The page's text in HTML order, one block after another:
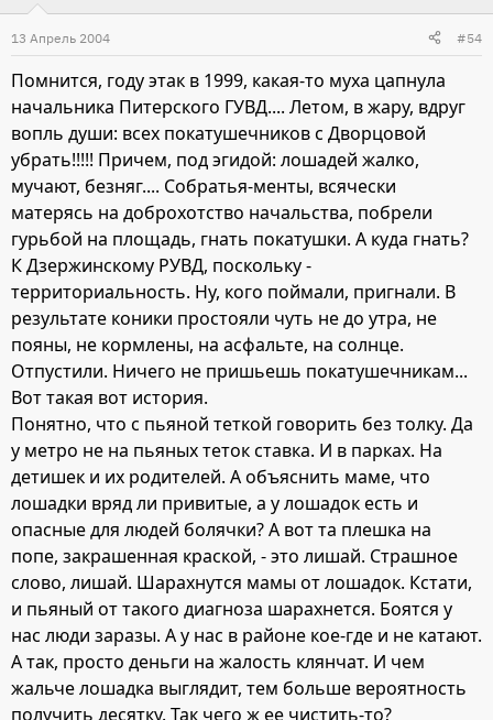
13 Апрель 2004 #54
Помнится, году этак в 1999, какая-то муха цапнула
начальника Питерского ГУВД.... Летом, в жару, вдруг
вопль души: всех покатушечников с Дворцовой
убрать!!!!! Причем, под эгидой: лошадей жалко,
мучают, безняг.... Собратья-менты, всячески
матерясь на доброхотство начальства, побрели
гурьбой на площадь, гнать покатушки. А куда гнать?
К Дзержинскому РУВД, поскольку -
территориальность. Ну, кого поймали, пригнали. В
результате коники простояли чуть не до утра, не
пояны, не кормлены, на асфальте, на солнце.
Отпустили. Ничего не пришьешь покатушечникам...
Вот такая вот история.
Понятно, что с пьяной теткой говорить без толку. Да
у метро не на пьяных теток ставка. И в парках. На
детишек и их родителей. А объяснить маме, что
лошадки вряд ли привитые, а у лошадок есть и
опасные для людей болячки? А вот та плешка на
попе, закрашенная краской, - это лишай. Страшное
слово, лишай. Шарахнутся мамы от лошадок. Кстати,
и пьяный от такого диагноза шарахнется. Боятся у
нас люди заразы. А у нас в районе кое-где и не катают.
А так, просто деньги на жалость клянчат. И чем
жальче лошадка выглядит, тем больше вероятность
получить десятку. Так чего ж ее чистить-то?